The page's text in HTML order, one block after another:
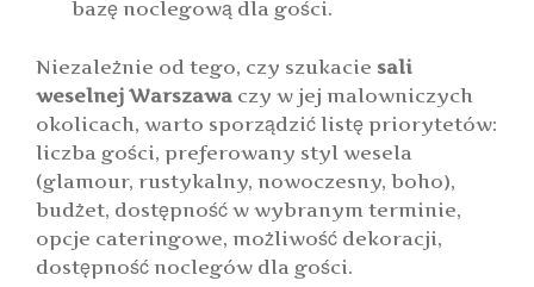
bazę noclegową dla gości.
Niezależnie od tego, czy szukacie sali
weselnej Warszawa czy w jej malowniczych
okolicach, warto sporządzić listę priorytetów:
liczba gości, preferowany styl wesela
(glamour, rustykalny, nowoczesny, boho),
budżet, dostępność w wybranym terminie,
opcje cateringowe, możliwość dekoracji,
dostępność noclegów dla gości.